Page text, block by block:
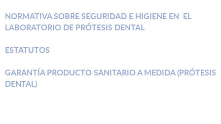
NORMATIVA SOBRE SEGURIDAD E HIGIENE EN EL
LABORATORIO DE PRÓTESIS DENTAL
ESTATUTOS
GARANTÍA PRODUCTO SANITARIO A MEDIDA (PRÓTESIS
DENTAL)